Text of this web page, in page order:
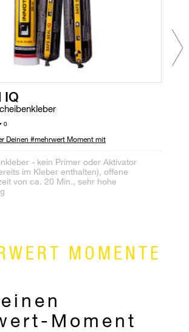
IQ
0
Deinen #mehrwert Moment mit
- kein Primer oder Aktivator
im Kleber enthalten), offene
von ca. 20 Min., sehr hohe
MOMENTE
Moment